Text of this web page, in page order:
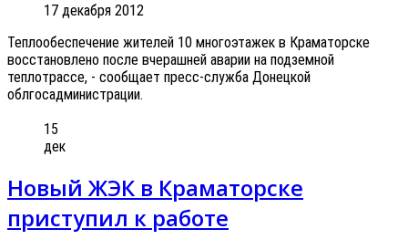
17 декабря 2012
Теплообеспечение жителей 10 многоэтажек в Краматорске
восстановлено после вчерашней аварии на подземной
теплотрассе, - сообщает пресс-служба Донецкой
облгосадминистрации.
15
дек
Новый ЖЭК в Краматорске
приступил к работе